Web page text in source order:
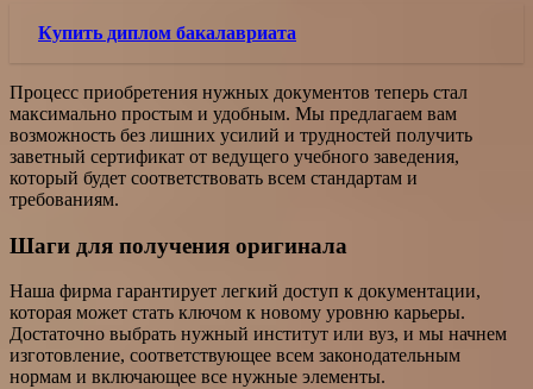
Купить диплом бакалавриата
Процесс приобретения нужных документов теперь стал
максимально простым и удобным. Мы предлагаем вам
возможность без лишних усилий и трудностей получить
заветный сертификат от ведущего учебного заведения,
который будет соответствовать всем стандартам и
требованиям.
Шаги для получения оригинала
Наша фирма гарантирует легкий доступ к документации,
которая может стать ключом к новому уровню карьеры.
Достаточно выбрать нужный институт или вуз, и мы начнем
изготовление, соответствующее всем законодательным
нормам и включающее все нужные элементы.